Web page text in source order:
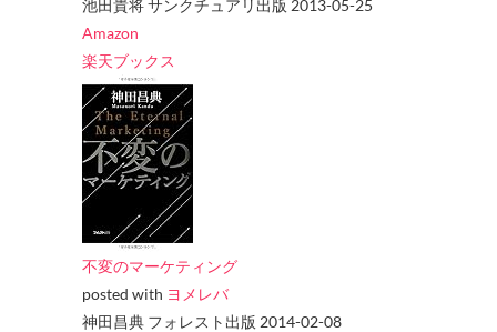
池田貴将 サンクチュアリ出版 2013-05-25
Amazon
楽天ブックス
不変のマーケティング
posted with ヨメレバ
神田昌典 フォレスト出版 2014-02-08